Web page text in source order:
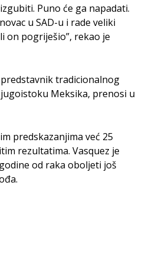
Puno će ga napadati.
u SAD-u i rade veliki
on pogriješio”, rekao je
tradicionalnog
Meksika, prenosi u
predskazanjima već 25
rezultatima. Vasquez je
od raka oboljeti još